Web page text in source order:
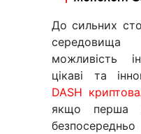
До сильних
можливість
цікаві та
DASH
якщо перша